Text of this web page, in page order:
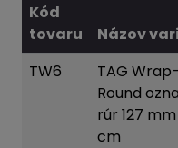
Kód
tovaru
Názov
TW6
TAG
Round
rúr 127
cm